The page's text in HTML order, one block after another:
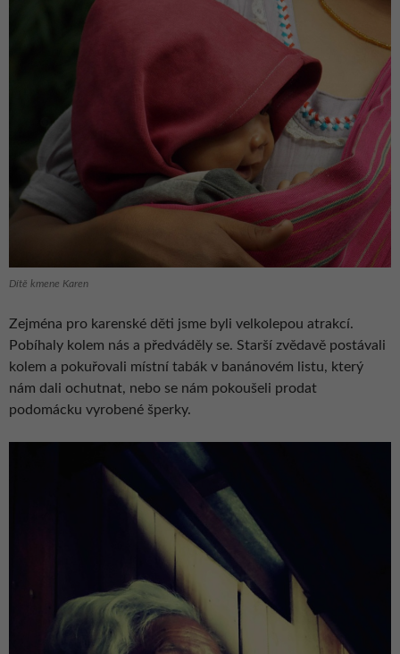
Dítě kmene Karen
Zejména pro karenské děti jsme byli velkolepou atrakcí.
Pobíhaly kolem nás a předváděly se. Starší zvědavě postávali
kolem a pokuřovali místní tabák v banánovém listu, který
nám dali ochutnat, nebo se nám pokoušeli prodat
podomácku vyrobené šperky.